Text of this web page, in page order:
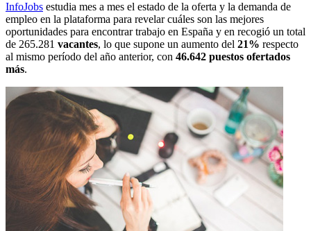
InfoJobs estudia mes a mes el estado de la oferta y la demanda de
empleo en la plataforma para revelar cuáles son las mejores
oportunidades para encontrar trabajo en España y en recogió un total
de 265.281 vacantes, lo que supone un aumento del 21% respecto
al mismo período del año anterior, con 46.642 puestos ofertados
más.